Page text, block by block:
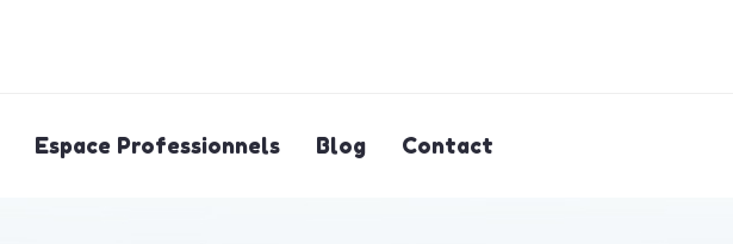
Espace Professionnels Blog Contact